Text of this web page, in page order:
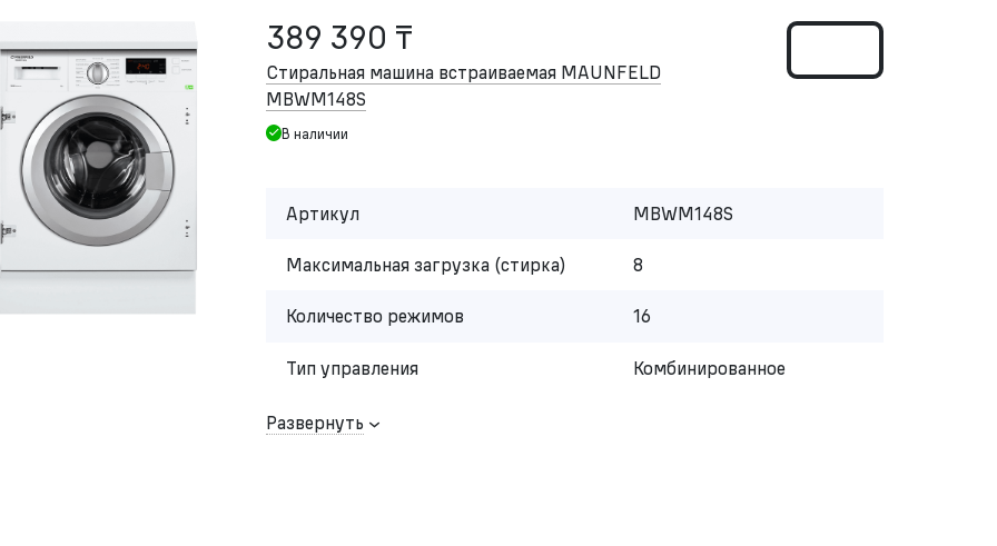
389 390 ₸
Стиральная машина встраиваемая MAUNFELD
MBWM148S
В наличии
Артикул MBWM148S
Максимальная загрузка (стирка) 8
Количество режимов 16
Тип управления Комбинированное
Развернуть